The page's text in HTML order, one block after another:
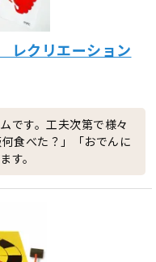
レクリエーション
です。工夫次第で様々
食べた？」「おでんに
す。